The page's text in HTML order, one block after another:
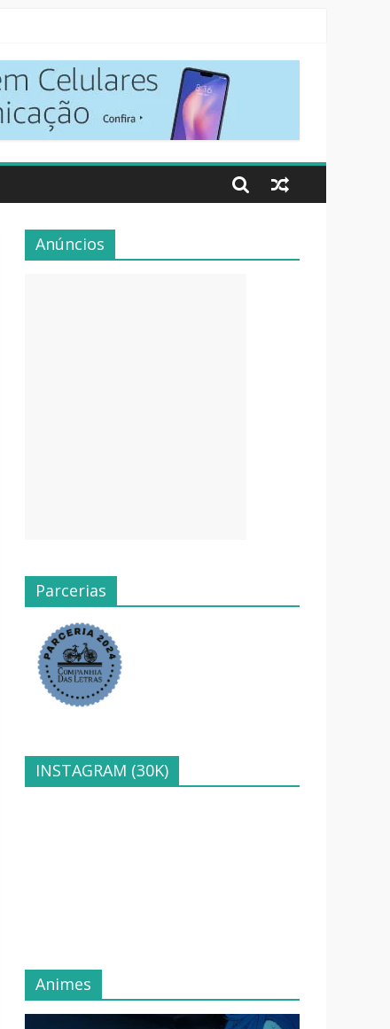
Anúncios
Parcerias
INSTAGRAM (30K)
Animes